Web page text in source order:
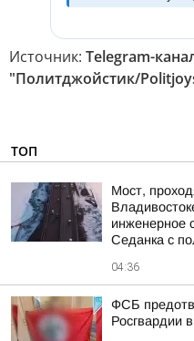
Источник: Telegram-
"Политджойстик/
ТОП
Мост,
инженерное
Седанка с
04:36
ФСБ
Росгвардии